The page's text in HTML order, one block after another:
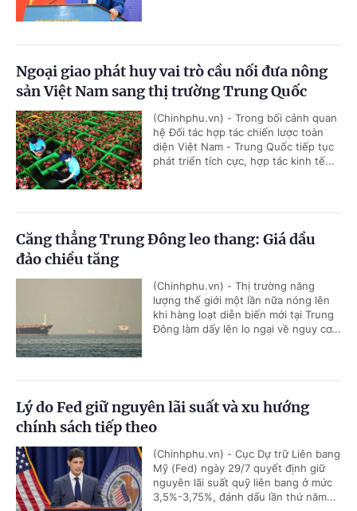
Ngoại giao phát huy vai trò cầu nối đưa nông
sản Việt Nam sang thị trường Trung Quốc
(Chinhphu.vn) - Trong bối cảnh quan
hệ Đối tác hợp tác chiến lược toàn
diện Việt Nam - Trung Quốc tiếp tục
phát triển tích cực, hợp tác kinh tế...
Căng thẳng Trung Đông leo thang: Giá dầu
đảo chiều tăng
(Chinhphu.vn) - Thị trường năng
lượng thế giới một lần nữa nóng lên
khi hàng loạt diễn biến mới tại Trung
Đông làm dấy lên lo ngại về nguy cơ...
Lý do Fed giữ nguyên lãi suất và xu hướng
chính sách tiếp theo
(Chinhphu.vn) - Cục Dự trữ Liên bang
Mỹ (Fed) ngày 29/7 quyết định giữ
nguyên lãi suất quỹ liên bang ở mức
3,5%-3,75%, đánh dấu lần thứ năm...